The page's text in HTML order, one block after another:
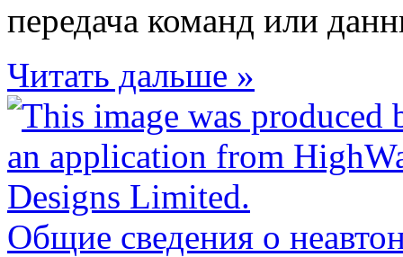
передача команд или
Читать дальше »
Общие сведения о